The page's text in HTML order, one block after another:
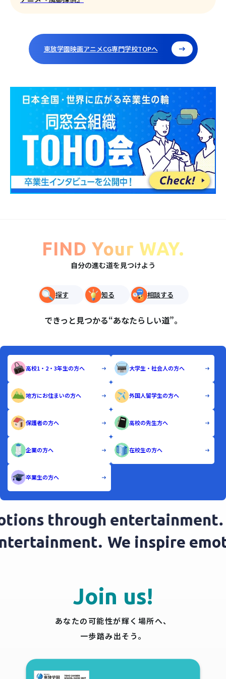
東放学園映画アニメCG専門学校TOPへ
FIND Your WAY.
自分の進む道を見つけよう
探す 知る 相談する
できっと見つかる“あなたらしい道”。
高校1・2・3年生の方へ 大学生・社会人の方へ
地方にお住まいの方へ 外国人留学生の方へ
保護者の方へ 高校の先生方へ
企業の方へ 在校生の方へ
卒業生の方へ
through entertainment.
entertainment. We inspire
Join us!
あなたの可能性が輝く場所へ、
一歩踏み出そう。